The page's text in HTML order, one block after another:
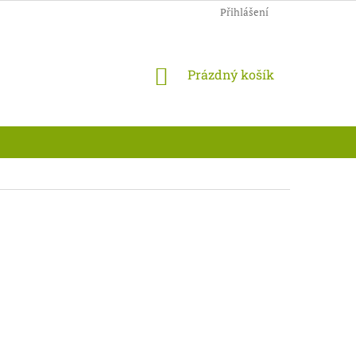
Přihlášení
NÁKUPNÍ
Prázdný košík